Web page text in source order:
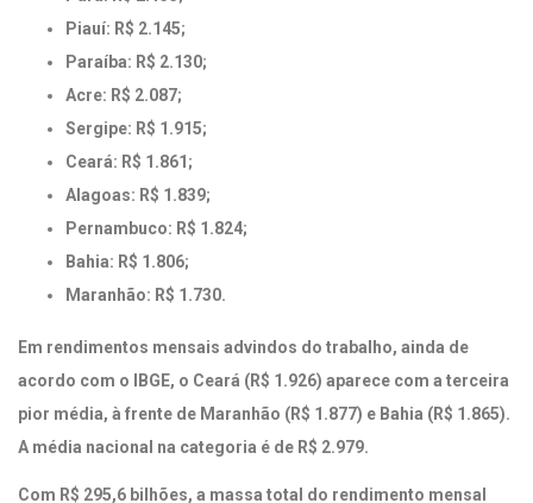
Piauí: R$ 2.145;
Paraíba: R$ 2.130;
Acre: R$ 2.087;
Sergipe: R$ 1.915;
Ceará: R$ 1.861;
Alagoas: R$ 1.839;
Pernambuco: R$ 1.824;
Bahia: R$ 1.806;
Maranhão: R$ 1.730.
Em rendimentos mensais advindos do trabalho, ainda de
acordo com o IBGE, o Ceará (R$ 1.926) aparece com a terceira
pior média, à frente de Maranhão (R$ 1.877) e Bahia (R$ 1.865).
A média nacional na categoria é de R$ 2.979.
Com R$ 295,6 bilhões, a massa total do rendimento mensal